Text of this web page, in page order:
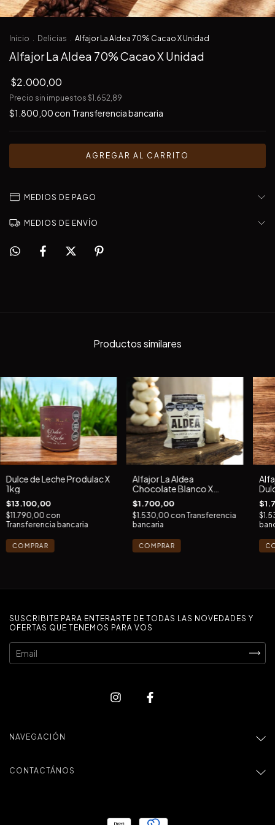
Inicio . Delicias . Alfajor La Aldea 70% Cacao X Unidad
Alfajor La Aldea 70% Cacao X Unidad
$2.000,00
Precio sin impuestos $1.652,89
$1.800,00con Transferencia bancaria
MEDIOS DE PAGO
MEDIOS DE ENVÍO
Productos similares
Dulce de Leche Produlac X
1kg
$13.100,00
$11.790,00 con
Transferencia bancaria
Alfajor La Aldea
Chocolate Blanco X
Unidad
$1.700,00
$1.530,00 conTransferencia
bancaria
SUSCRIBITE PARA ENTERARTE DE TODAS LAS NOVEDADES Y
OFERTAS QUE TENEMOS PARA VOS
NAVEGACIÓN
CONTACTÁNOS